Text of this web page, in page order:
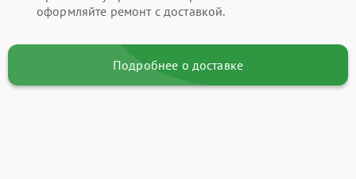
оформляйте ремонт с доставкой.
Подробнее о доставке